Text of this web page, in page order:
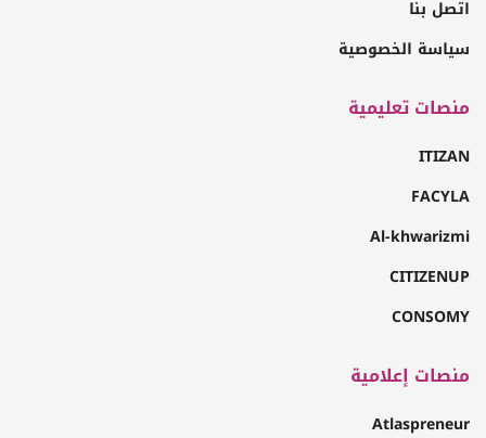
اتصل بنا
سياسة الخصوصية
منصات تعليمية
ITIZAN
FACYLA
Al-khwarizmi
CITIZENUP
CONSOMY
منصات إعلامية
Atlaspreneur